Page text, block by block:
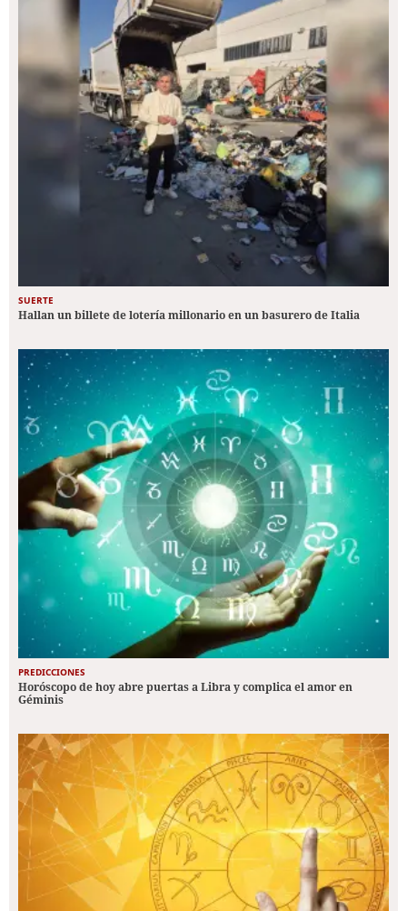
SUERTE
Hallan un billete de lotería millonario en un basurero de Italia
PREDICCIONES
Horóscopo de hoy abre puertas a Libra y complica el amor en
Géminis